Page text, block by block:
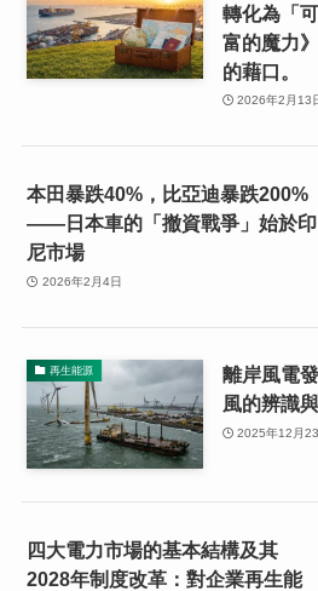
轉化為「
富的魔力
的藉口。
2026年2月13
本田暴跌40%，比亞迪暴跌200%
——日本車的「撤資戰爭」始於印
尼市場
2026年2月4日
再生能源
離岸風電
風的辨識
2025年12月
四大電力市場的基本結構及其
2028年制度改革：對企業再生能